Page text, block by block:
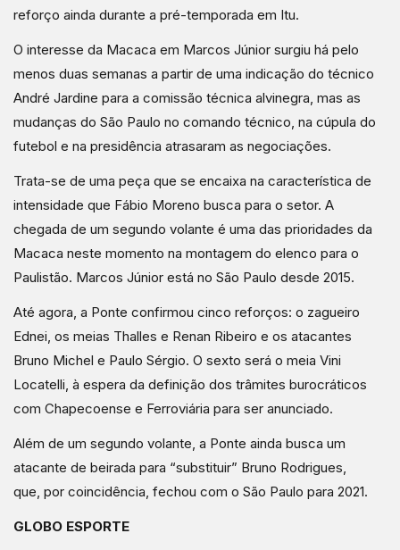
reforço ainda durante a pré-temporada em Itu.
O interesse da Macaca em Marcos Júnior surgiu há pelo
menos duas semanas a partir de uma indicação do técnico
André Jardine para a comissão técnica alvinegra, mas as
mudanças do São Paulo no comando técnico, na cúpula do
futebol e na presidência atrasaram as negociações.
Trata-se de uma peça que se encaixa na característica de
intensidade que Fábio Moreno busca para o setor. A
chegada de um segundo volante é uma das prioridades da
Macaca neste momento na montagem do elenco para o
Paulistão. Marcos Júnior está no São Paulo desde 2015.
Até agora, a Ponte confirmou cinco reforços: o zagueiro
Ednei, os meias Thalles e Renan Ribeiro e os atacantes
Bruno Michel e Paulo Sérgio. O sexto será o meia Vini
Locatelli, à espera da definição dos trâmites burocráticos
com Chapecoense e Ferroviária para ser anunciado.
Além de um segundo volante, a Ponte ainda busca um
atacante de beirada para “substituir” Bruno Rodrigues,
que, por coincidência, fechou com o São Paulo para 2021.
GLOBO ESPORTE